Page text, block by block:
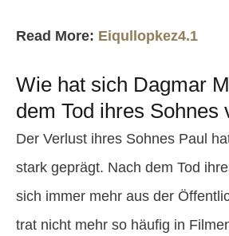
Read More: Eiqullopkez4.1
Wie hat sich Dagmar
dem Tod ihres Sohnes
Der Verlust ihres Sohnes Paul
stark geprägt. Nach dem Tod
sich immer mehr aus der
trat nicht mehr so häufig in